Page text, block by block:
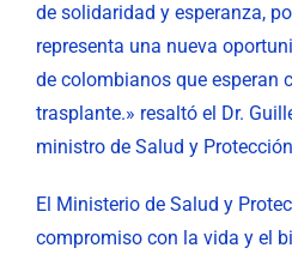
de solidaridad y esperanza,
representa una nueva
de colombianos que esperan
trasplante.» resaltó el Dr.
ministro de Salud y
El Ministerio de Salud y
compromiso con la vida y el